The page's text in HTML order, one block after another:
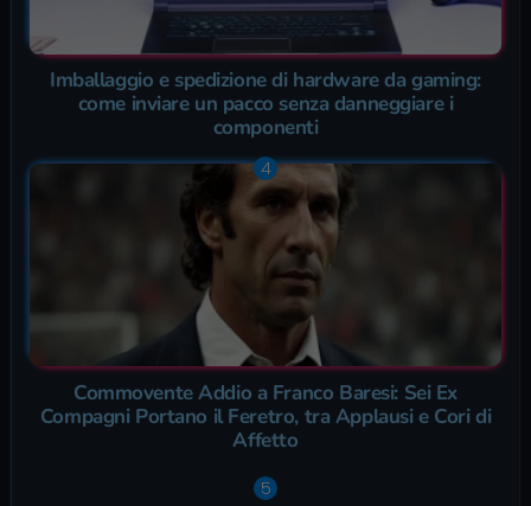
Imballaggio e spedizione di hardware da gaming:
come inviare un pacco senza danneggiare i
componenti
Commovente Addio a Franco Baresi: Sei Ex
Compagni Portano il Feretro, tra Applausi e Cori di
Affetto